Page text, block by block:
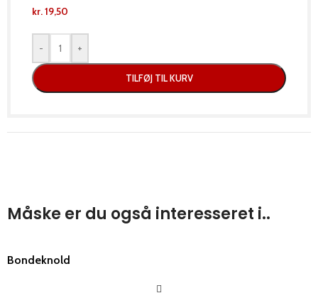
kr.19,50
- +
TILFØJ TIL KURV
Måske er du også interesseret i..
Bondeknold